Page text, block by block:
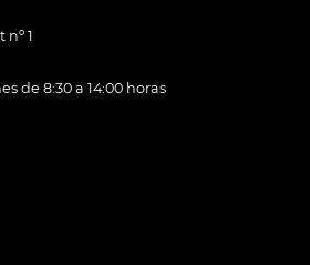
1
de 8:30 a 14:00 horas